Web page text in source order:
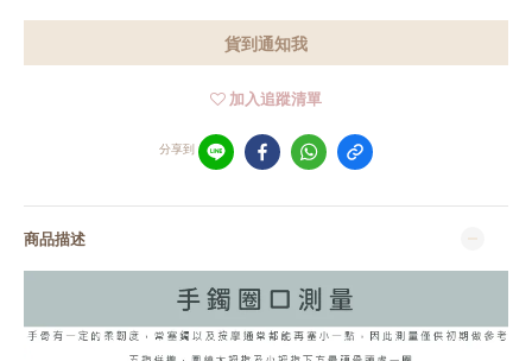
貨到通知我
加入追蹤清單
分享到
商品描述